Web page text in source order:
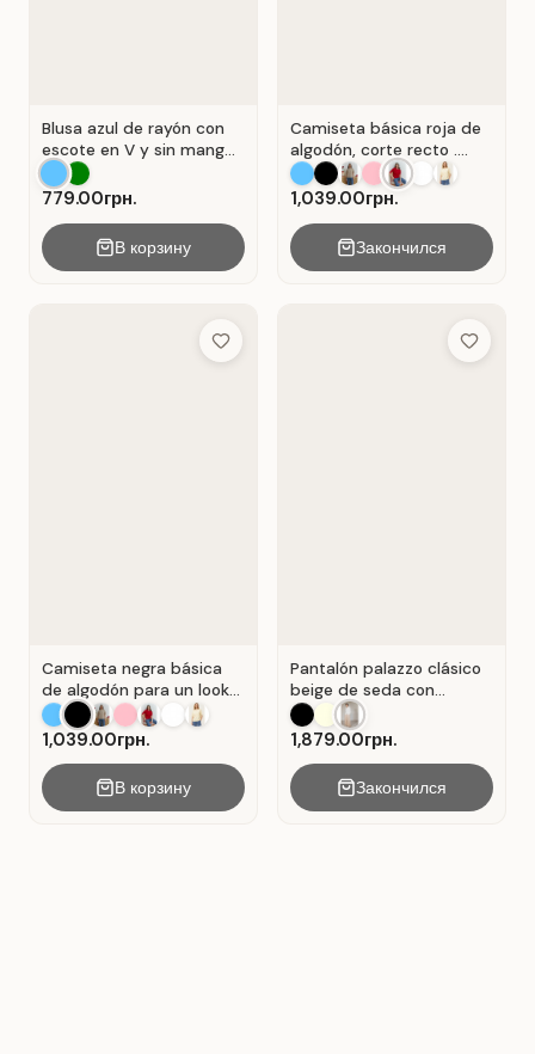
Blusa azul de rayón con
escote en V y sin mangas
. Azul.
779.00грн.
В корзину
Camiseta básica roja de
algodón, corte recto .
Rojo.
1,039.00грн.
Закончился
Add to Wish List
Camiseta negra básica
de algodón para un look
casual . Negro.
1,039.00грн.
В корзину
Add to
Pantalón palazzo clásico
beige de seda con
pliegues . Beige.
1,879.00грн.
Закончился